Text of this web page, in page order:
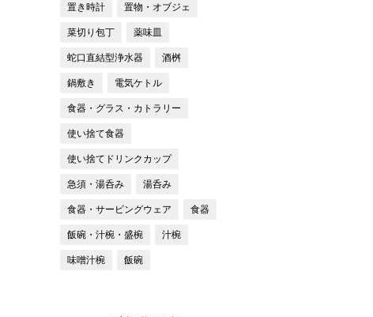
置き時計 置物・オブジェ
菜切り包丁 薬味皿
蛇口直結型浄水器 酒桝
鍋敷き 電気ケトル
食器・グラス・カトラリー
使い捨て食器
使い捨てドリンクカップ
急須・湯呑み 湯呑み
食器・サービングウェア 食器
飯碗・汁椀・盛椀 汁椀
味噌汁椀 飯碗